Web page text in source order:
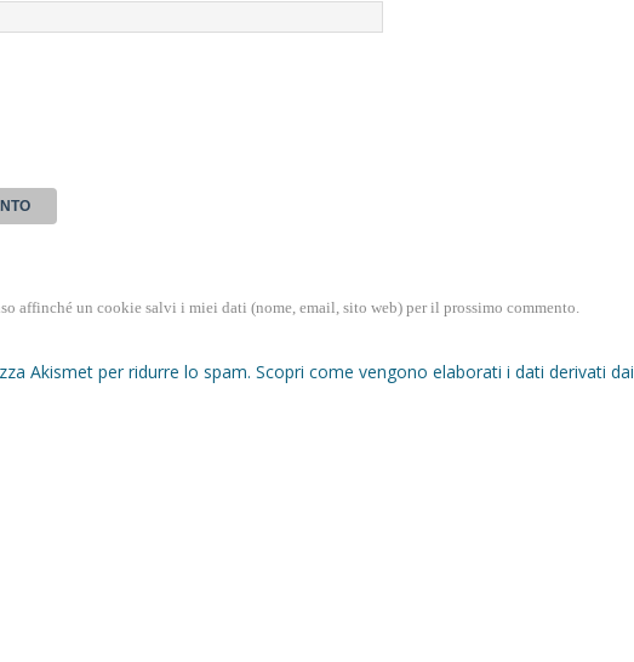
affinché un cookie salvi i miei dati (nome, email, sito web) per il prossimo commento.
Akismet per ridurre lo spam. Scopri come vengono elaborati i dati derivati dai